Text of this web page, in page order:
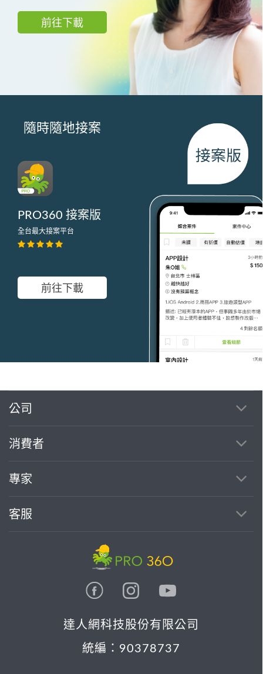
前往下載
隨時隨地接案
PRO360 接案版
全台最大接案平台
前往下載
公司
消費者
專家
客服
達人網科技股份有限公司
統編：90378737
繼續完成